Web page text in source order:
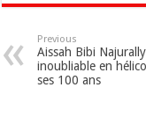
Previous
Aissah Bibi
inoubliable en
ses 100 ans